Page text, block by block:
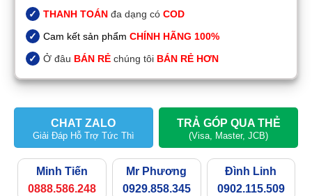
THANH TOÁN đa dạng có COD
Cam kết sản phẩm CHÍNH HÃNG 100%
Ở đâu BÁN RẺ chúng tôiBÁN RẺ HƠN
CHAT ZALO
Giải Đáp Hỗ Trợ Tức Thì
TRẢ GÓP QUA THẺ
(Visa, Master, JCB)
Minh Tiến
0888.586.248
Mr Phương
0929.858.345
Đình Linh
0902.115.509